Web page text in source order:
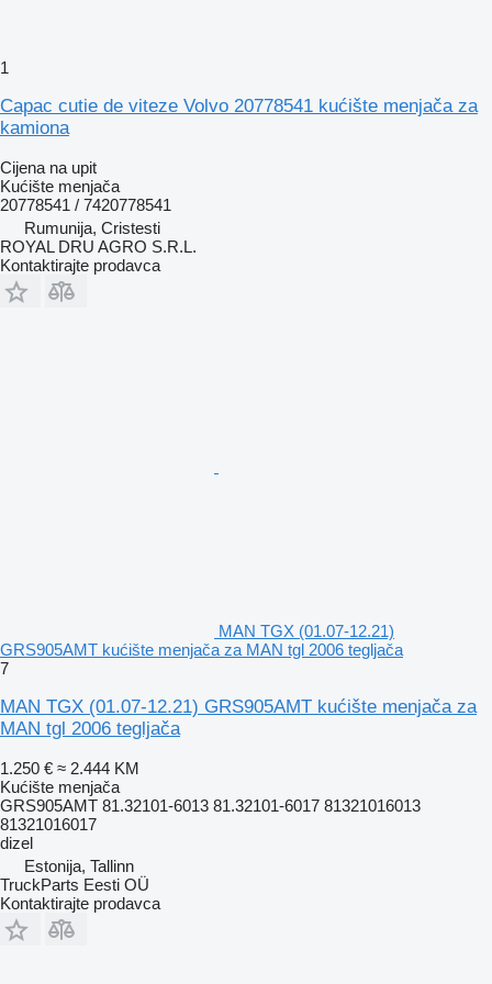
1
Capac cutie de viteze Volvo 20778541 kućište menjača za
kamiona
Cijena na upit
Kućište menjača
20778541 / 7420778541
Rumunija, Cristesti
ROYAL DRU AGRO S.R.L.
Kontaktirajte prodavca
MAN TGX (01.07-12.21)
GRS905AMT kućište menjača za MAN tgl 2006 tegljača
7
MAN TGX (01.07-12.21) GRS905AMT kućište menjača za
MAN tgl 2006 tegljača
1.250 € ≈ 2.444 KM
Kućište menjača
GRS905AMT 81.32101-6013 81.32101-6017 81321016013
81321016017
dizel
Estonija, Tallinn
TruckParts Eesti OÜ
Kontaktirajte prodavca